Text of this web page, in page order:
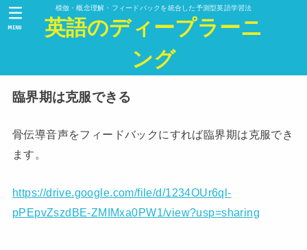
模倣・概念理解・フィードバックを統合した予測型英語学習法
英語のディープラーニ
ング
MENU
臨界期は克服できる
骨伝導音声をフィードバックにすれば臨界期は克服でき
ます。
https://drive.google.com/file/d/1234OUr6ql-
pPEpvZszdBE-ZMIMxa0PW1/view?usp=sharing